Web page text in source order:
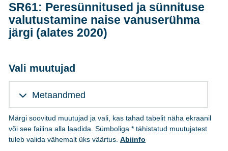
SR61: Peresünnitused ja sünnituse
valutustamine naise vanuserühma
järgi (alates 2020)
Vali muutujad
Metaandmed
Märgi soovitud muutujad ja vali, kas tahad tabelit näha ekraanil
või see failina alla laadida. Sümboliga * tähistatud muutujatest
tuleb valida vähemalt üks väärtus. Abiinfo